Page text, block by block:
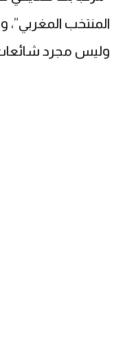
المنتخب
وليس مجرد شائعات